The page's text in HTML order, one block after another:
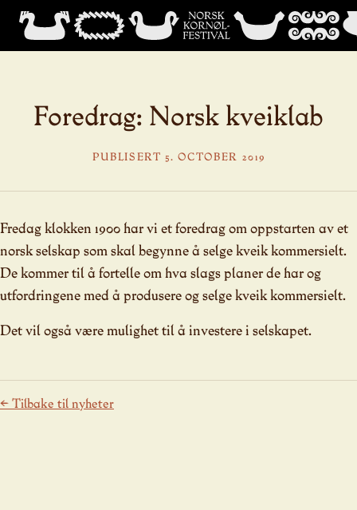
Foredrag: Norsk kveiklab
PUBLISERT 5. OCTOBER 2019
Fredag klokken 1900 har vi et foredrag om oppstarten av et
norsk selskap som skal begynne å selge kveik kommersielt.
De kommer til å fortelle om hva slags planer de har og
utfordringene med å produsere og selge kveik kommersielt.
Det vil også være mulighet til å investere i selskapet.
← Tilbake til nyheter